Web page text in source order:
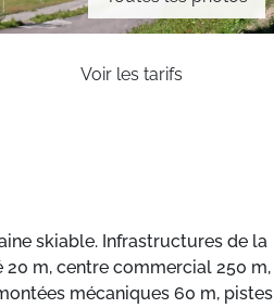
Voir les tarifs
skiable. Infrastructures de la
20 m, centre commercial 250 m,
mécaniques 60 m, pistes